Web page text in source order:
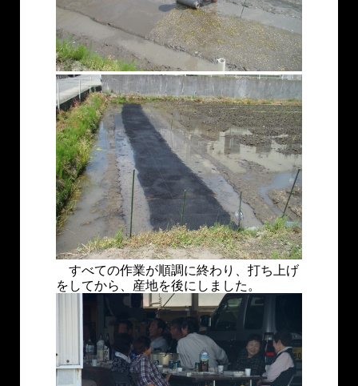
すべての作業が順調に終わり、打ち上げ
をしてから、産地を後にしました。